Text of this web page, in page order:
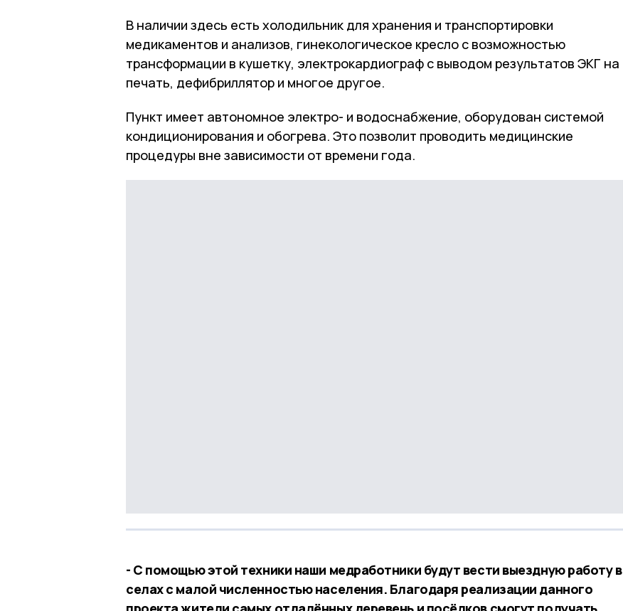
В наличии здесь есть холодильник для хранения и транспортировки
медикаментов и анализов, гинекологическое кресло с возможностью
трансформации в кушетку, электрокардиограф с выводом результатов ЭКГ на
печать, дефибриллятор и многое другое.
Пункт имеет автономное электро- и водоснабжение, оборудован системой
кондиционирования и обогрева. Это позволит проводить медицинские
процедуры вне зависимости от времени года.
- С помощью этой техники наши медработники будут вести выездную работу в
селах с малой численностью населения. Благодаря реализации данного